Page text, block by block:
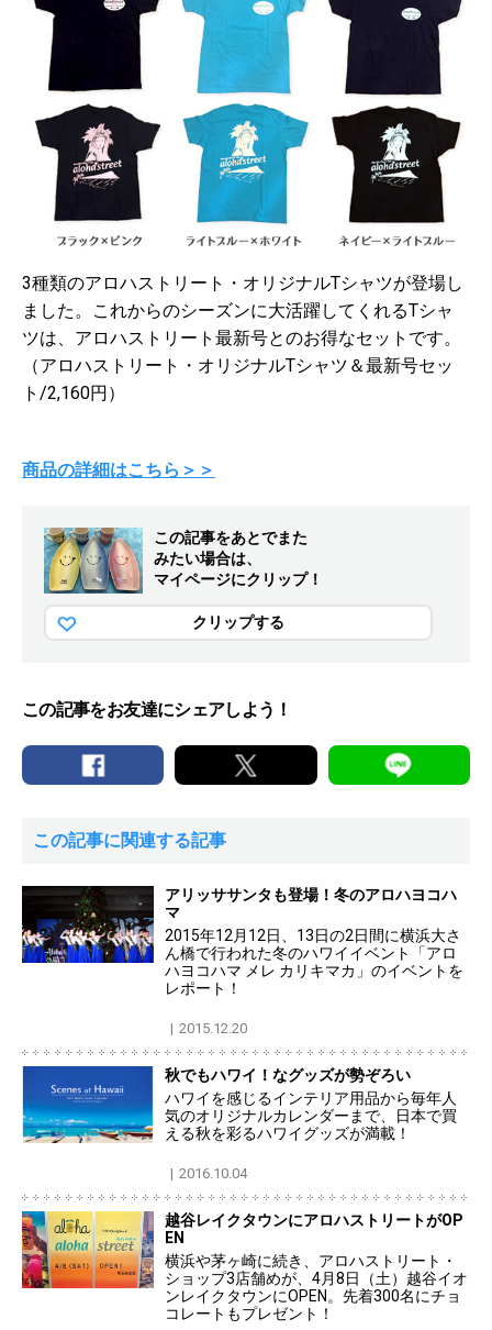
3種類のアロハストリート・オリジナルTシャツが登場し
ました。これからのシーズンに大活躍してくれるTシャ
ツは、アロハストリート最新号とのお得なセットです。
（アロハストリート・オリジナルTシャツ＆最新号セッ
ト/2,160円）
商品の詳細はこちら＞＞
この記事をあとでまた
みたい場合は、
マイページにクリップ！
クリップする
この記事をお友達にシェアしよう！
この記事に関連する記事
アリッササンタも登場！冬のアロハヨコハ
マ
2015年12月12日、13日の2日間に横浜大さ
ん橋で行われた冬のハワイイベント「アロ
ハヨコハマ メレ カリキマカ」のイベントを
レポート！
2015.12.20
秋でもハワイ！なグッズが勢ぞろい
ハワイを感じるインテリア用品から毎年人
気のオリジナルカレンダーまで、日本で買
える秋を彩るハワイグッズが満載！
2016.10.04
越谷レイクタウンにアロハストリートがOP
EN
横浜や茅ヶ崎に続き、アロハストリート・
ショップ3店舗めが、4月8日（土）越谷イオ
ンレイクタウンにOPEN。先着300名にチョ
コレートもプレゼント！